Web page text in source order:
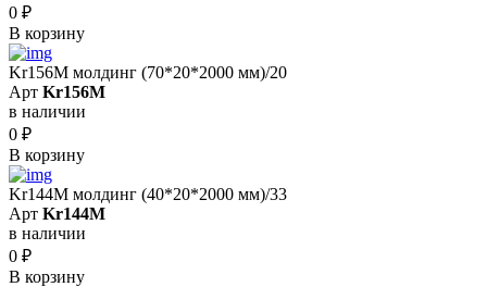
0 ₽
В корзину
Kr156M молдинг (70*20*2000 мм)/20
Арт Kr156M
в наличии
0 ₽
В корзину
Kr144M молдинг (40*20*2000 мм)/33
Арт Kr144M
в наличии
0 ₽
В корзину